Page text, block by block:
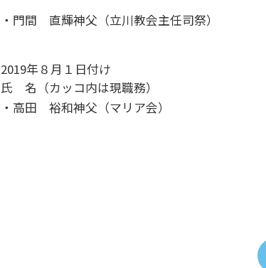
・門間 直輝神父（立川教会主任司祭）
2019年８月１日付け
氏 名（カッコ内は現職務）
・高田 裕和神父（マリア会）